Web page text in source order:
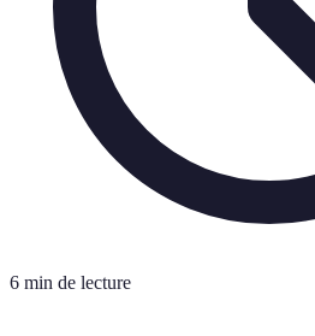
6 min de lecture